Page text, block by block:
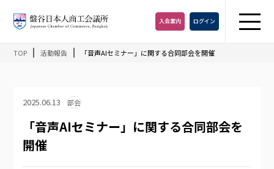
入会案内 ログイン
TOP 活動報告 「音声AIセミナー」に関する合同部会を開催
2025.06.13 部会
「音声AIセミナー」に関する合同部会を
開催